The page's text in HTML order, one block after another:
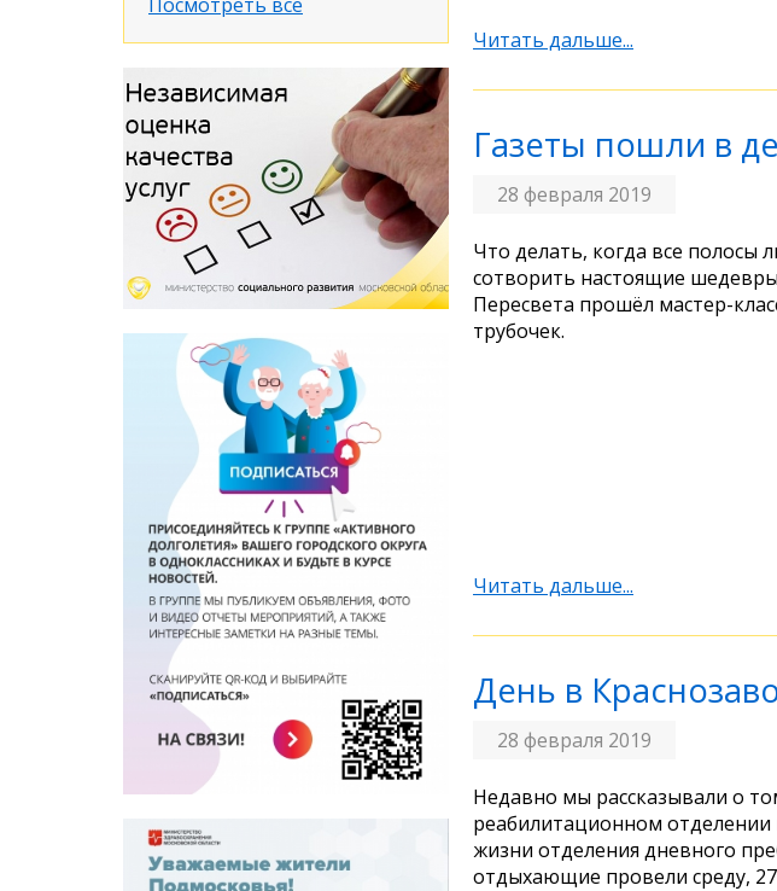
Читать дальше...
Газеты пошли в
28 февраля 2019
Что делать, когда все
сотворить настоящие
Пересвета прошёл мастер-
трубочек.
Читать дальше...
День в
28 февраля 2019
Недавно мы рассказывали о
реабилитационном отделении
жизни отделения дневного
отдыхающие провели среду,